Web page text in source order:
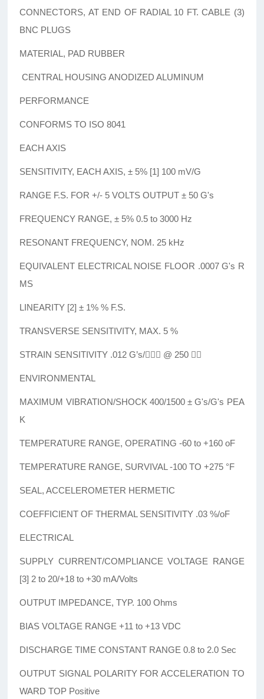
CONNECTORS, AT END OF RADIAL 10 FT. CABLE (3)
BNC PLUGS
MATERIAL, PAD RUBBER
CENTRAL HOUSING ANODIZED ALUMINUM
PERFORMANCE
CONFORMS TO ISO 8041
EACH AXIS
SENSITIVITY, EACH AXIS, ± 5% [1] 100 mV/G
RANGE F.S. FOR +/- 5 VOLTS OUTPUT ± 50 G's
FREQUENCY RANGE, ± 5% 0.5 to 3000 Hz
RESONANT FREQUENCY, NOM. 25 kHz
EQUIVALENT ELECTRICAL NOISE FLOOR .0007 G's R
MS
LINEARITY [2] ± 1% % F.S.
TRANSVERSE SENSITIVITY, MAX. 5 %
STRAIN SENSITIVITY .012 G’s/ @ 250 
ENVIRONMENTAL
MAXIMUM VIBRATION/SHOCK 400/1500 ± G's/G's PEA
K
TEMPERATURE RANGE, OPERATING -60 to +160 oF
TEMPERATURE RANGE, SURVIVAL -100 TO +275 °F
SEAL, ACCELEROMETER HERMETIC
COEFFICIENT OF THERMAL SENSITIVITY .03 %/oF
ELECTRICAL
SUPPLY CURRENT/COMPLIANCE VOLTAGE RANGE
[3] 2 to 20/+18 to +30 mA/Volts
OUTPUT IMPEDANCE, TYP. 100 Ohms
BIAS VOLTAGE RANGE +11 to +13 VDC
DISCHARGE TIME CONSTANT RANGE 0.8 to 2.0 Sec
OUTPUT SIGNAL POLARITY FOR ACCELERATION TO
WARD TOP Positive